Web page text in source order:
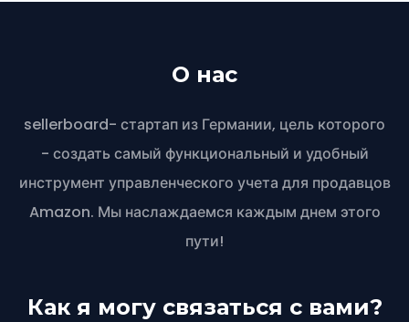
О нас
sellerboard- стартап из Германии, цель которого
- создать самый функциональный и удобный
инструмент управленческого учета для продавцов
Amazon. Мы наслаждаемся каждым днем этого
пути!
Как я могу связаться с вами?